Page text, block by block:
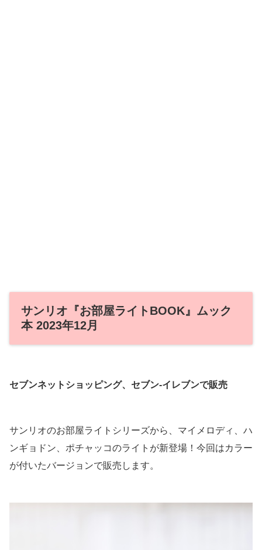
サンリオ『お部屋ライトBOOK』ムック
本 2023年12月
セブンネットショッピング、セブン‐イレブンで販売
サンリオのお部屋ライトシリーズから、マイメロディ、ハ
ンギョドン、ポチャッコのライトが新登場！今回はカラー
が付いたバージョンで販売します。